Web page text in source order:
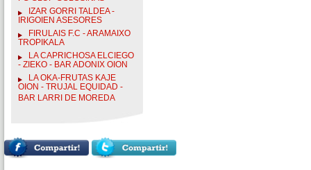
IZAR GORRI TALDEA -
IRIGOIEN ASESORES
FIRULAIS F.C - ARAMAIXO
TROPIKALA
LA CAPRICHOSA ELCIEGO
- ZIEKO - BAR ADONIX OION
LA OKA-FRUTAS KAJE
OION - TRUJAL EQUIDAD -
BAR LARRI DE MOREDA